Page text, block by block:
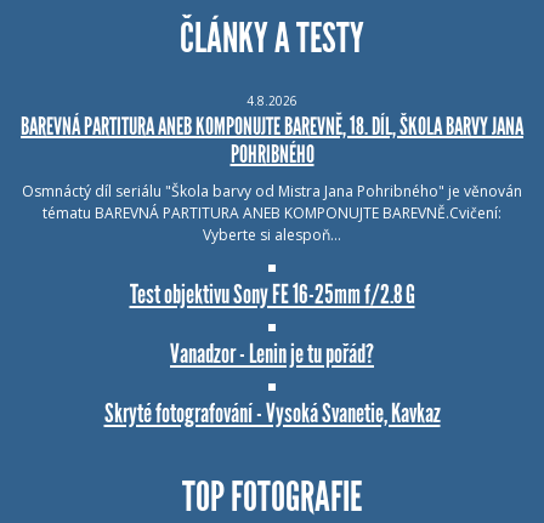
ČLÁNKY A TESTY
4.8.2026
BAREVNÁ PARTITURA ANEB KOMPONUJTE BAREVNĚ, 18. DÍL, ŠKOLA BARVY JANA
POHRIBNÉHO
Osmnáctý díl seriálu "Škola barvy od Mistra Jana Pohribného" je věnován
tématu BAREVNÁ PARTITURA ANEB KOMPONUJTE BAREVNĚ.Cvičení:
Vyberte si alespoň…
Test objektivu Sony FE 16-25mm f/2.8 G
Vanadzor - Lenin je tu pořád?
Skryté fotografování - Vysoká Svanetie, Kavkaz
TOP FOTOGRAFIE